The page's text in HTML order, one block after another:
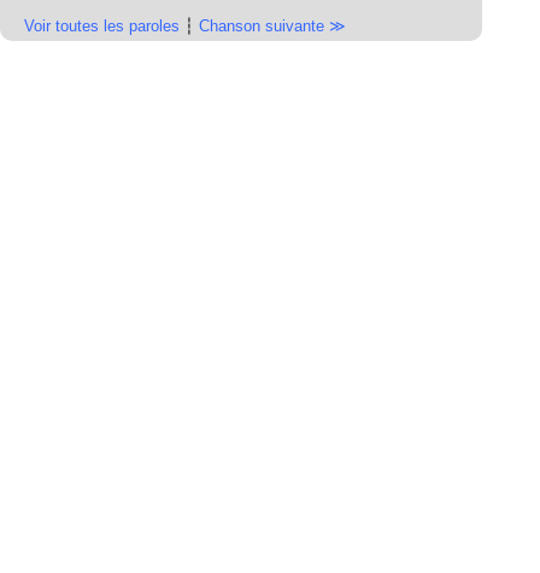
Voir toutes les paroles ┆ Chanson suivante ≫